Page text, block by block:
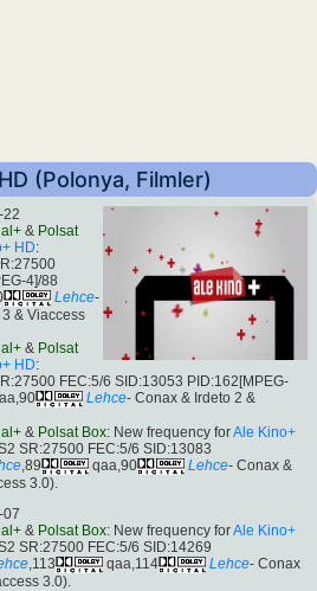
(Polonya, Filmler)
22
& Polsat
HD:
4]/88
Lehce-
& Viaccess
& Polsat
HD:
FEC:5/6 SID:13053 PID:162[MPEG-
Lehce- Conax & Irdeto 2 &
& Polsat Box: New frequency forAle Kino+
SR:27500 FEC:5/6 SID:13083
,89 qaa,90 Lehce- Conax &
3.0).
07
& Polsat Box: New frequency forAle Kino+
SR:27500 FEC:5/6 SID:14269
,113 qaa,114 Lehce- Conax
3.0).